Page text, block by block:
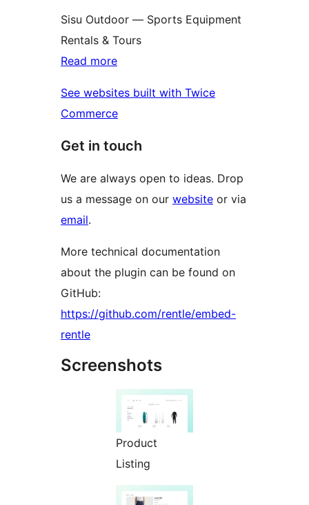
Sisu Outdoor — Sports Equipment
Rentals & Tours
Read more
See websites built with Twice
Commerce
Get in touch
We are always open to ideas. Drop
us a message on our website or via
email.
More technical documentation
about the plugin can be found on
GitHub:
https://github.com/rentle/embed-
rentle
Screenshots
Product
Listing